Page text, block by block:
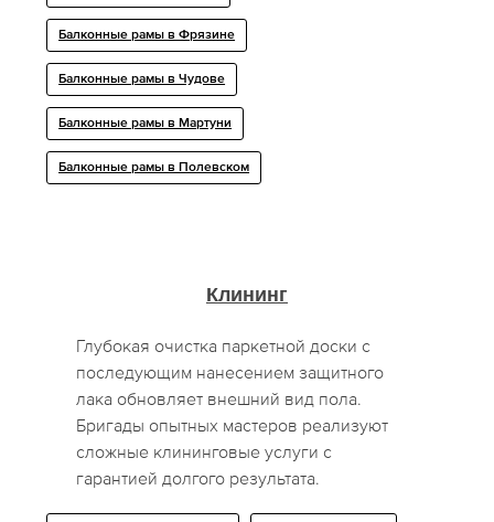
Балконные рамы в Фрязине
Балконные рамы в Чудове
Балконные рамы в Мартуни
Балконные рамы в Полевском
Клининг
Глубокая очистка паркетной доски с
последующим нанесением защитного
лака обновляет внешний вид пола.
Бригады опытных мастеров реализуют
сложные клининговые услуги с
гарантией долгого результата.